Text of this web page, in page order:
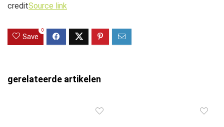
creditSource link
Save
0
gerelateerde artikelen